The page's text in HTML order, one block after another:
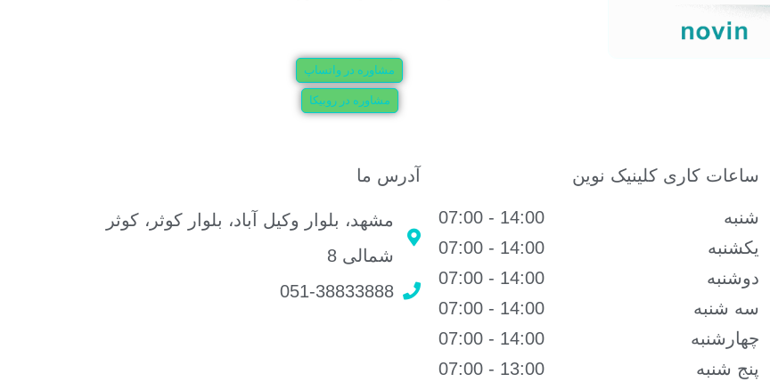
مشاوره در واتساپ
مشاوره در روبیکا
ساعات کاری کلینیک نوین
شنبه
14:00 - 07:00
یکشنبه
14:00 - 07:00
دوشنبه
14:00 - 07:00
سه شنبه
14:00 - 07:00
چهارشنبه
14:00 - 07:00
پنج شنبه
13:00 - 07:00
آدرس ما
مشهد، بلوار وکیل آباد، بلوار کوثر، کوثر
شمالی 8
051-38833888